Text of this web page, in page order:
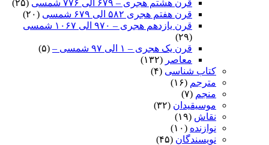
قرن هشتم هجری – ۶۷۹ الی ۷۷۶ شمسی
(۲۵)
قرن هفتم هجری ۵۸۲ الی ۶۷۹ شمسی
(۲۰)
قرن یازدهم هجری – ۹۷۰ الی ۱۰۶۷ شمسی
(۲۹)
قرن یک هجری – ۱ الی ۹۷ شمسی –
(۵)
معاصر (۱۳۲)
کتاب شناسی (۴)
مترجم (۱۶)
منجم (۷)
موسیقیدان (۳۲)
نقاش (۱۹)
نوازنده (۱۰)
نویسندگان (۴۵)